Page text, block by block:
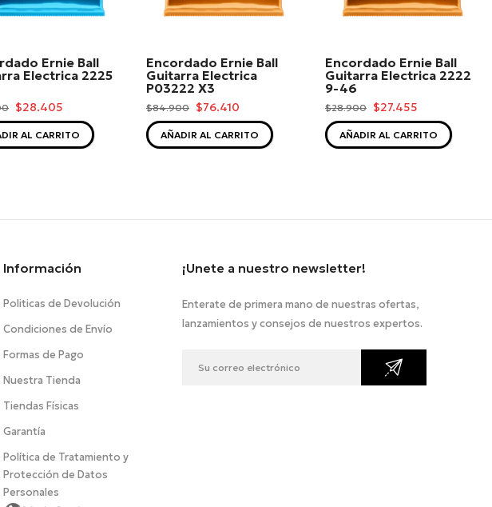
Ernie Ball
Electrica 2225
$28.405
AL CARRITO
Encordado Ernie Ball
Guitarra Electrica
P03222 X3
$84.900 $76.410
AÑADIR AL CARRITO
Encordado Ernie Ball
Guitarra Electrica 2222
9-46
$28.900 $27.455
AÑADIR AL CARRITO
Información
Politicas de Devolución
Condiciones de Envío
Formas de Pago
Nuestra Tienda
Tiendas Físicas
Garantía
Política de Tratamiento y
Protección de Datos
Personales
¡Unete a nuestro newsletter!
Enterate de primera mano de nuestras ofertas,
lanzamientos y consejos de nuestros expertos.